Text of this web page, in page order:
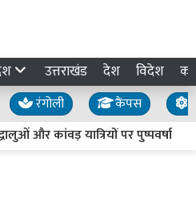
उत्तराखंड देश विदेश
रंगोली कैंपस
और कांवड़ यात्रियों पर पुष्पवर्षा